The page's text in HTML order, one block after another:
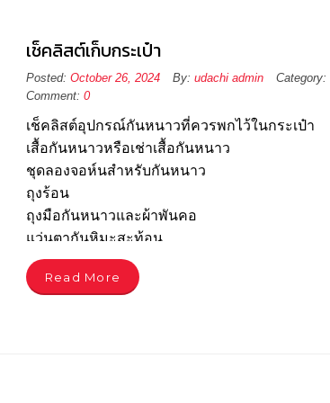
เช็คลิสต์เก็บกระเป๋า
Posted: October 26, 2024 By: udachi admin Category:
Comment: 0
เช็คลิสต์อุปกรณ์กันหนาวที่ควรพกไว้ในกระเป๋า
เสื้อกันหนาวหรือเช่าเสื้อกันหนาว
ชุดลองจอห์นสำหรับกันหนาว
ถุงร้อน
ถุงมือกันหนาวและผ้าพันคอ
แว่นตากันหิมะสะท้อน
กระเป๋าเดินทางที่แข็งแรง
ครีมบำรุงผิว ลิปบาล์ม
Read More